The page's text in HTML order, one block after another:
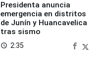
Presidenta anuncia
emergencia en distritos
de Junín y Huancavelica
tras sismo
access_time 2:35